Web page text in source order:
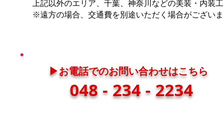
上記以外のエリア、千葉、神奈川などの美装・内装
※遠方の場合、交通費を別途いただく場合がござい
▶︎お電話でのお問い合わせはこちら
048 - 234 - 2234